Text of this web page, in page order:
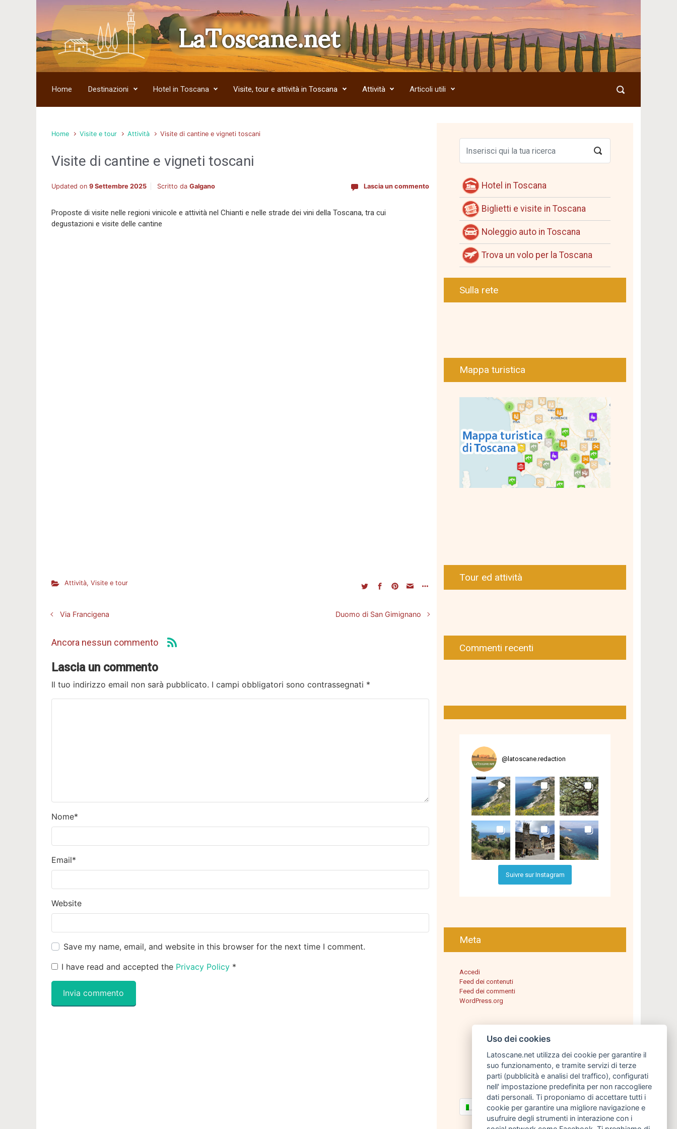
Skip to main content LaToscane.net
Home Destinazioni Hotel in Toscana Visite, tour e attività in Toscana Attività Articoli utili
Home Visite e tour Attività Visite di cantine e vigneti toscani
Visite di cantine e vigneti toscani
Updated on 9 Settembre 2025 Scritto da Galgano Lascia un commento
Proposte di visite nelle regioni vinicole e attività nel Chianti e nelle strade dei vini della Toscana, tra cui
degustazioni e visite delle cantine
Attività, Visite e tour
Via Francigena Duomo di San Gimignano
Ancora nessun commento
Lascia un commento
Il tuo indirizzo email non sarà pubblicato. I campi obbligatori sono contrassegnati *
Nome*
Email*
Website
Save my name, email, and website in this browser for the next time I comment.
I have read and accepted the Privacy Policy *
Hotel in Toscana
Biglietti e visite in Toscana
Noleggio auto in Toscana
Trova un volo per la Toscana
Sulla rete
Mappa turistica
Tour ed attività
Commenti recenti
@ latoscane.redaction
Suivre sur Instagram
Meta
Accedi
Feed dei contenuti
Feed dei commenti
WordPress.org
Italiano
Uso dei cookies
Latoscane.net utilizza dei cookie per garantire il
suo funzionamento, e tramite servizi di terze
parti (pubblicità e analisi del traffico), configurati
nell' impostazione predefinita per non raccogliere
dati personali. Ti proponiamo di accettare tutti i
cookie per garantire una migliore navigazione e
usufruire degli strumenti in interazione con i